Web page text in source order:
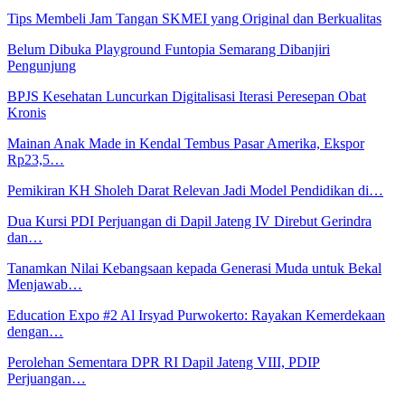
Tips Membeli Jam Tangan SKMEI yang Original dan Berkualitas
Belum Dibuka Playground Funtopia Semarang Dibanjiri
Pengunjung
BPJS Kesehatan Luncurkan Digitalisasi Iterasi Peresepan Obat
Kronis
Mainan Anak Made in Kendal Tembus Pasar Amerika, Ekspor
Rp23,5…
Pemikiran KH Sholeh Darat Relevan Jadi Model Pendidikan di…
Dua Kursi PDI Perjuangan di Dapil Jateng IV Direbut Gerindra
dan…
Tanamkan Nilai Kebangsaan kepada Generasi Muda untuk Bekal
Menjawab…
Education Expo #2 Al Irsyad Purwokerto: Rayakan Kemerdekaan
dengan…
Perolehan Sementara DPR RI Dapil Jateng VIII, PDIP
Perjuangan…